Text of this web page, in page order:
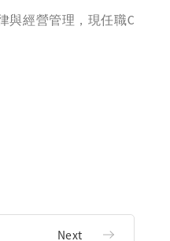
與經營管理，現任職C
Next